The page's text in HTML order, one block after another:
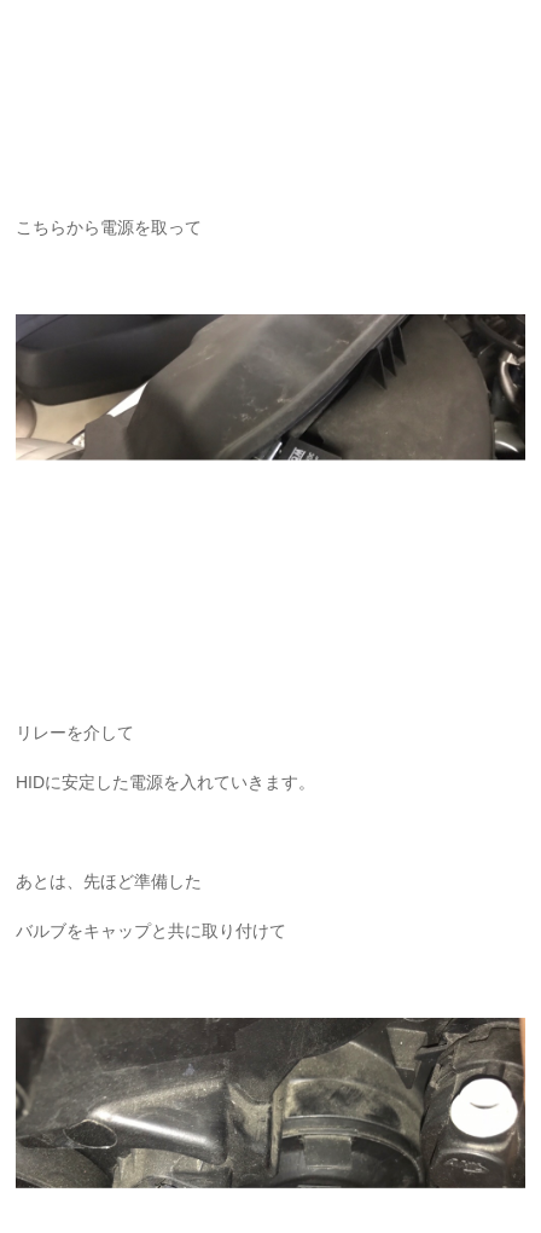
こちらから電源を取って
リレーを介して
HIDに安定した電源を入れていきます。
あとは、先ほど準備した
バルブをキャップと共に取り付けて